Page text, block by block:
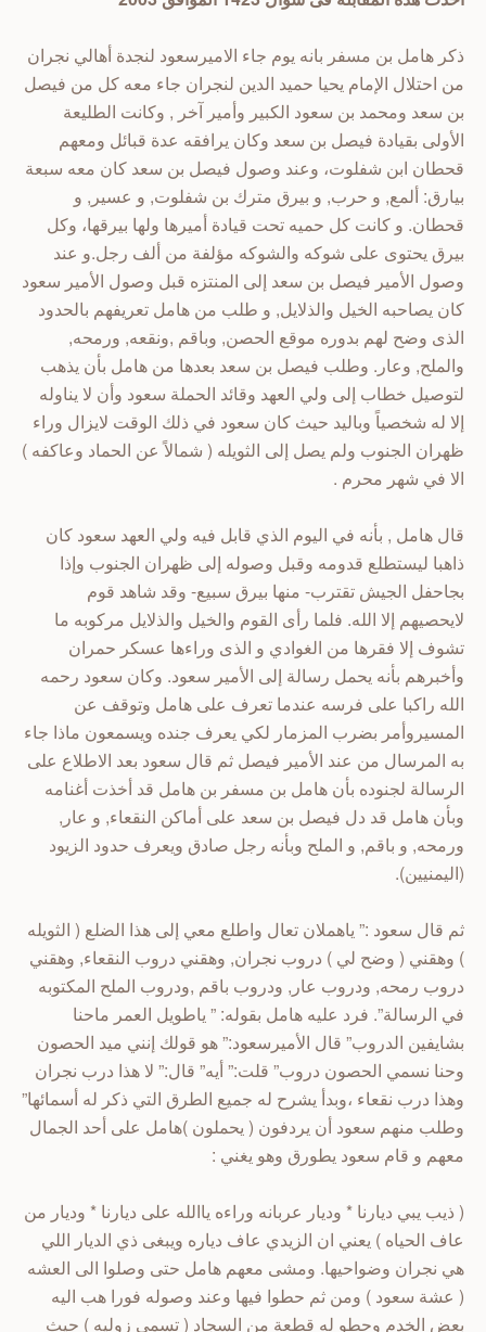
ذكر هامل بن مسفر بانه يوم جاء الاميرسعود لنجدة أهالي نجران
من احتلال الإمام يحيا حميد الدين لنجران جاء معه كل من فيصل
بن سعد ومحمد بن سعود الكبير وأمير آخر , وكانت الطليعة
الأولى بقيادة فيصل بن سعد وكان يرافقه عدة قبائل ومعهم
قحطان ابن شفلوت، وعند وصول فيصل بن سعد كان معه سبعة
بيارق: ألمع, و حرب, و بيرق مترك بن شفلوت, و عسير, و
قحطان. و كانت كل حميه تحت قيادة أميرها ولها بيرقها، وكل
بيرق يحتوى على شوكه والشوكه مؤلفة من ألف رجل.و عند
وصول الأمير فيصل بن سعد إلى المنتزه قبل وصول الأمير سعود
كان يصاحبه الخيل والذلايل, و طلب من هامل تعريفهم بالحدود
الذى وضح لهم بدوره موقع الحصن, وباقم ,ونقعه, ورمحه,
والملح, وعار. وطلب فيصل بن سعد بعدها من هامل بأن يذهب
لتوصيل خطاب إلى ولي العهد وقائد الحملة سعود وأن لا يناوله
إلا له شخصياً وباليد حيث كان سعود في ذلك الوقت لايزال وراء
ظهران الجنوب ولم يصل إلى الثويله ( شمالاً عن الحماد وعاكفه )
الا في شهر محرم .
قال هامل , بأنه في اليوم الذي قابل فيه ولي العهد سعود كان
ذاهبا ليستطلع قدومه وقبل وصوله إلى ظهران الجنوب وإذا
بجاحفل الجيش تقترب- منها بيرق سبيع- وقد شاهد قوم
لايحصيهم إلا الله. فلما رأى القوم والخيل والذلايل مركوبه ما
تشوف إلا فقرها من الغوادي و الذى وراءها عسكر حمران
وأخبرهم بأنه يحمل رسالة إلى الأمير سعود. وكان سعود رحمه
الله راكبا على فرسه عندما تعرف على هامل وتوقف عن
المسيروأمر بضرب المزمار لكي يعرف جنده ويسمعون ماذا جاء
به المرسال من عند الأمير فيصل ثم قال سعود بعد الاطلاع على
الرسالة لجنوده بأن هامل بن مسفر بن هامل قد أخذت أغنامه
وبأن هامل قد دل فيصل بن سعد على أماكن النقعاء, و عار,
ورمحه, و باقم, و الملح وبأنه رجل صادق ويعرف حدود الزيود
(اليمنيين).
ثم قال سعود :” ياهملان تعال واطلع معي إلى هذا الضلع ( الثويله
) وهقني ( وضح لي ) دروب نجران, وهقني دروب النقعاء, وهقني
دروب رمحه, ودروب عار, ودروب باقم ,ودروب الملح المكتوبه
في الرسالة”. فرد عليه هامل بقوله: ” ياطويل العمر ماحنا
بشايفين الدروب” قال الأميرسعود:” هو قولك إنني ميد الحصون
وحنا نسمي الحصون دروب” قلت:” أيه” قال:” لا هذا درب نجران
وهذا درب نقعاء ،وبدأ يشرح له جميع الطرق التي ذكر له أسمائها”
وطلب منهم سعود أن يردفون ( يحملون )هامل على أحد الجمال
معهم و قام سعود يطورق وهو يغني :
( ذيب يبي ديارنا * وديار عربانه وراءه ياالله على ديارنا * وديار من
عاف الحياه ) يعني ان الزيدي عاف دياره ويبغى ذي الديار اللي
هي نجران وضواحيها. ومشى معهم هامل حتى وصلوا الى العشه
( عشة سعود ) ومن ثم حطوا فيها وعند وصوله فورا هب اليه
بعض الخدم وحطو له قطعة من السجاد ( تسمى زوليه ) حيث